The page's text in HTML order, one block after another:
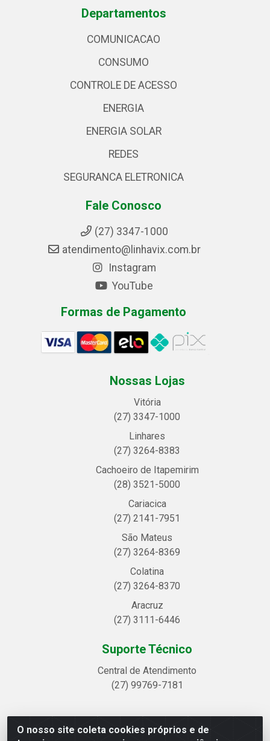
O nosso site coleta cookies próprios e de
Departamentos
COMUNICACAO
CONSUMO
CONTROLE DE ACESSO
ENERGIA
ENERGIA SOLAR
REDES
SEGURANCA ELETRONICA
Fale Conosco
(27) 3347-1000
atendimento@linhavix.com.br
Instagram
YouTube
Formas de Pagamento
Nossas Lojas
Vitória
(27) 3347-1000
Linhares
(27) 3264-8383
Cachoeiro de Itapemirim
(28) 3521-5000
Cariacica
(27) 2141-7951
São Mateus
(27) 3264-8369
Colatina
(27) 3264-8370
Aracruz
(27) 3111-6446
Suporte Técnico
Central de Atendimento
(27) 99769-7181
Linhavix Distribuidora LTDA - Avenida Alegre, 2521 -